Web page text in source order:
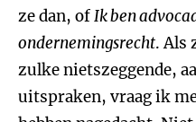
ze dan, ofIk ben
ondernemingsrecht. Als
zulke nietszeggende,
uitspraken, vraag ik